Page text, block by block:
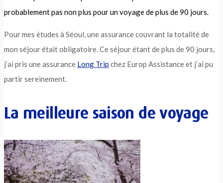
probablement pas non plus pour un voyage de plus de 90 jours.
Pour mes études à Séoul, une assurance couvrant la totalité de
mon séjour était obligatoire. Ce séjour étant de plus de 90 jours,
j’ai pris une assurance Long Trip chez Europ Assistance et j’ai pu
partir sereinement.
La meilleure saison de voyage